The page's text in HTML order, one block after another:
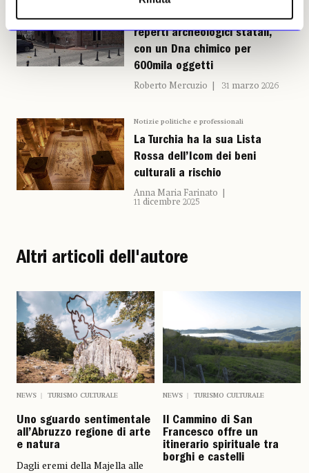
La Turchia ha «tracciato» i suoi
reperti archeologici statali,
con un Dna chimico per
600mila oggetti
Roberto Mercuzio 31 marzo 2026
Notizie politiche e professionali
La Turchia ha la sua Lista
Rossa dell’Icom dei beni
culturali a rischio
Anna Maria Farinato
11 dicembre 2025
Altri articoli dell'autore
NEWS TURISMO CULTURALE
Uno sguardo sentimentale
all’Abruzzo regione di arte
e natura
Dagli eremi della Majella alle
NEWS TURISMO CULTURALE
Il Cammino di San
Francesco offre un
itinerario spirituale tra
borghi e castelli